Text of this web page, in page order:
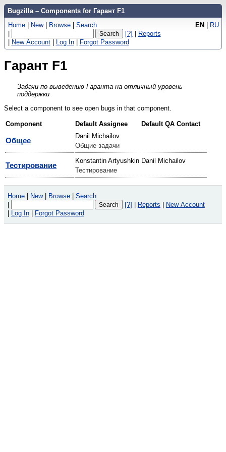
Bugzilla – Components for Гарант F1
EN | RU
Home | New | Browse | Search
|
[?] | Reports
| New Account | Log In | Forgot Password
Гарант F1
Задачи по выведению Гаранта на отличный уровень
поддержки
Select a component to see open bugs in that component.
Component Default Assignee Default QA Contact
Общее
Danil Michailov
Общие задачи
Тестирование
Konstantin Artyushkin Danil Michailov
Тестирование
Home New Browse
Search
[?] Reports
New Account
Log In Forgot Password